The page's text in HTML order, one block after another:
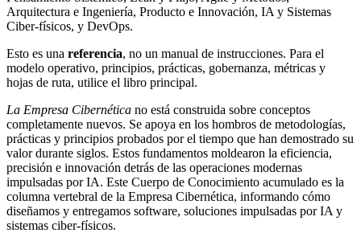
Arquitectura e Ingeniería, Producto e Innovación, IA y Sistemas
Ciber-físicos, y DevOps.
Esto es una referencia, no un manual de instrucciones. Para el
modelo operativo, principios, prácticas, gobernanza, métricas y
hojas de ruta, utilice el libro principal.
La Empresa Cibernética no está construida sobre conceptos
completamente nuevos. Se apoya en los hombros de metodologías,
prácticas y principios probados por el tiempo que han demostrado su
valor durante siglos. Estos fundamentos moldearon la eficiencia,
precisión e innovación detrás de las operaciones modernas
impulsadas por IA. Este Cuerpo de Conocimiento acumulado es la
columna vertebral de la Empresa Cibernética, informando cómo
diseñamos y entregamos software, soluciones impulsadas por IA y
sistemas ciber-físicos.